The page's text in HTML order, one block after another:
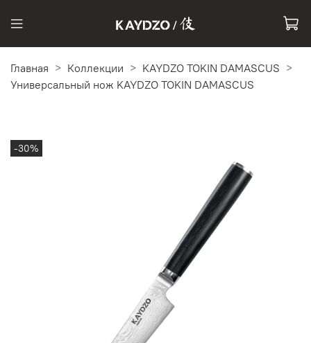
Главная Коллекции
KAYDZO TOKIN DAMASCUS
Универсальный нож KAYDZO TOKIN DAMASCUS
-30%